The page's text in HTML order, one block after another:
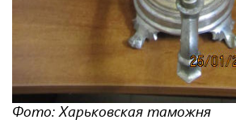
Фото: Харьковская таможня